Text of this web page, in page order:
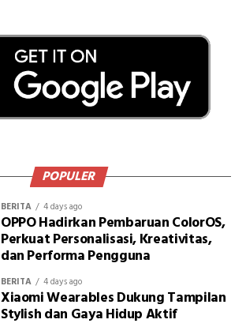
POPULER
BERITA 4 days ago
OPPO Hadirkan Pembaruan ColorOS,
Perkuat Personalisasi, Kreativitas,
dan Performa Pengguna
BERITA 4 days ago
Xiaomi Wearables Dukung Tampilan
Stylish dan Gaya Hidup Aktif